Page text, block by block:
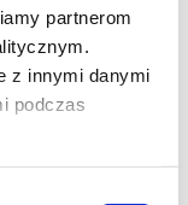
partnerom
z innymi danymi
podczas
II stopnia z